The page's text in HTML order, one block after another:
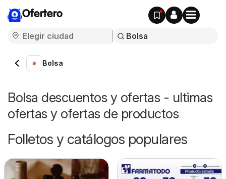
Ofertero
Bolsa
Bolsa descuentos y ofertas - ultimas
ofertas y ofertas de productos
Folletos y catálogos populares